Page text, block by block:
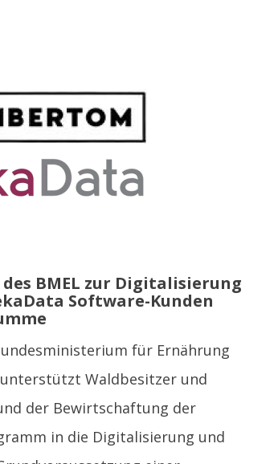
BMEL zur Digitalisierung
Software-Kunden
für Ernährung
Waldbesitzer und
der Bewirtschaftung der
in die Digitalisierung und